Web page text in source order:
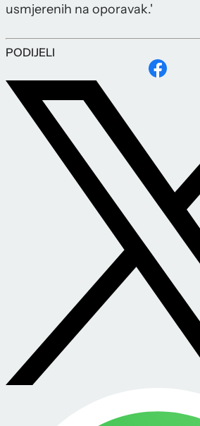
usmjerenih na oporavak.'
PODIJELI